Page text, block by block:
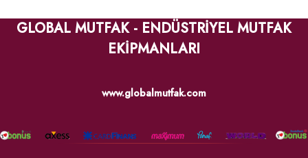
GLOBAL MUTFAK - ENDÜSTRİYEL MUTFAK
EKİPMANLARI
www.globalmutfak.com